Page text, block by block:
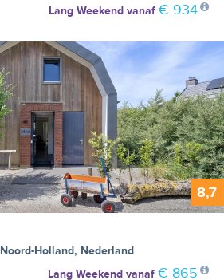
Lang Weekendvanaf € 934
8,7
Noord-Holland, Nederland
Lang Weekendvanaf € 865